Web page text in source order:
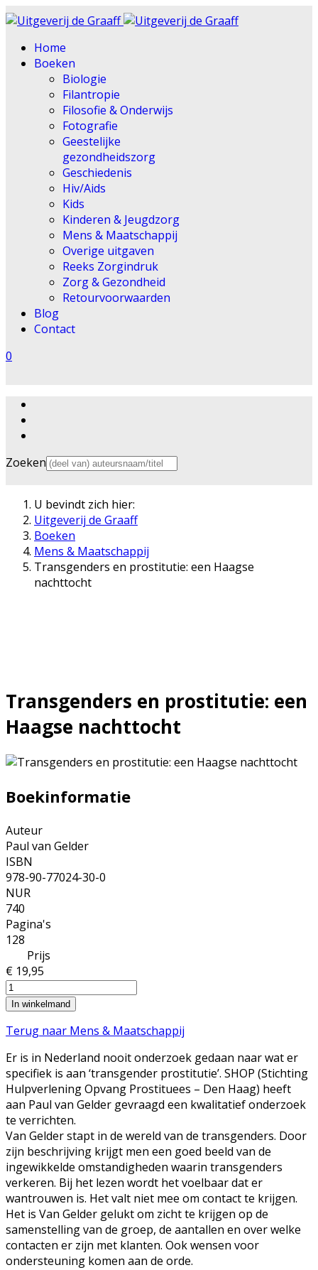
Home
Boeken
Biologie
Filantropie
Filosofie & Onderwijs
Fotografie
Geestelijke
gezondheidszorg
Geschiedenis
Hiv/Aids
Kids
Kinderen & Jeugdzorg
Mens & Maatschappij
Overige uitgaven
Reeks Zorgindruk
Zorg & Gezondheid
Retourvoorwaarden
Blog
Contact
0
Zoeken
U bevindt zich hier:
Uitgeverij de Graaff
Boeken
Mens & Maatschappij
Transgenders en prostitutie: een Haagse
nachttocht
Transgenders en prostitutie: een
Haagse nachttocht
Boekinformatie
Auteur
Paul van Gelder
ISBN
978-90-77024-30-0
NUR
740
Pagina's
128
Prijs
€ 19,95
Terug naar Mens & Maatschappij
Er is in Nederland nooit onderzoek gedaan naar wat er
specifiek is aan ‘transgender prostitutie’. SHOP (Stichting
Hulpverlening Opvang Prostituees – Den Haag) heeft
aan Paul van Gelder gevraagd een kwalitatief onderzoek
te verrichten.
Van Gelder stapt in de wereld van de transgenders. Door
zijn beschrijving krijgt men een goed beeld van de
ingewikkelde omstandigheden waarin transgenders
verkeren. Bij het lezen wordt het voelbaar dat er
wantrouwen is. Het valt niet mee om contact te krijgen.
Het is Van Gelder gelukt om zicht te krijgen op de
samenstelling van de groep, de aantallen en over welke
contacten er zijn met klanten. Ook wensen voor
ondersteuning komen aan de orde.